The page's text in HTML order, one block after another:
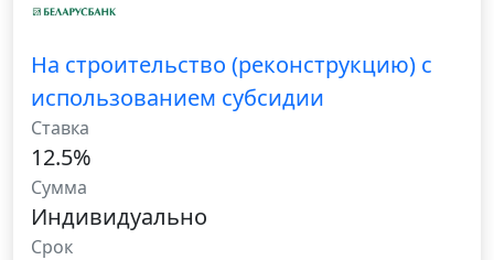
На строительство (реконструкцию) с
использованием субсидии
Ставка
12.5%
Сумма
Индивидуально
Срок